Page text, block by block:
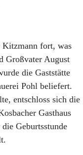
Kitzmann fort, was
Großvater August
die Gaststätte
Pohl beliefert.
entschloss sich die
Gasthaus
Geburtsstunde